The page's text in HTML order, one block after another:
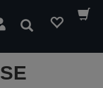
Suchen